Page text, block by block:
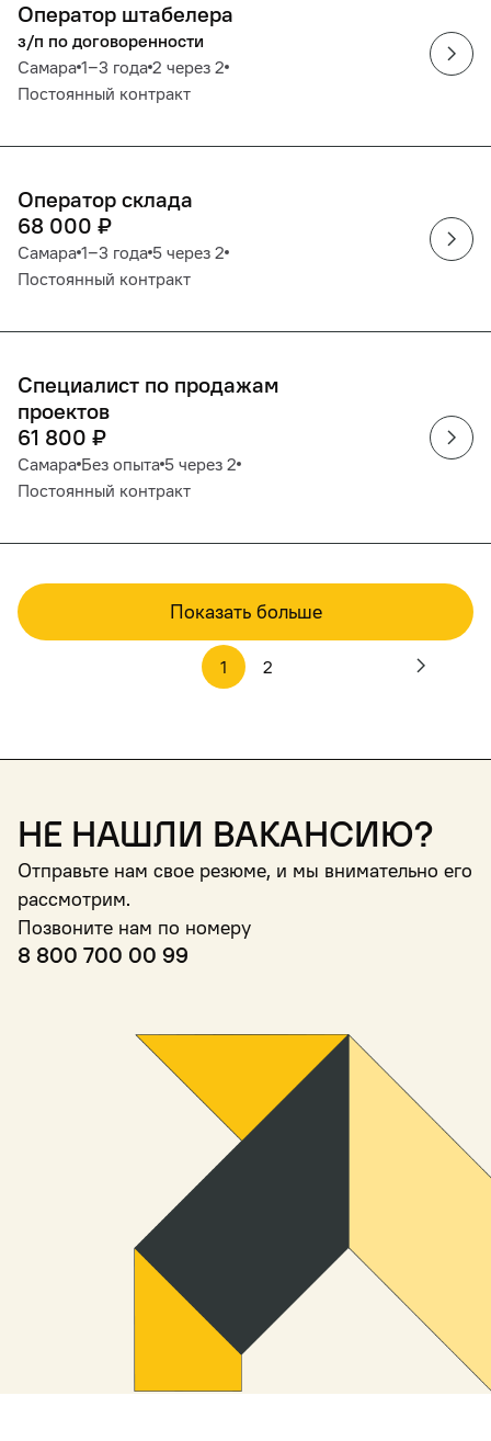
Оператор штабелера
з/п по договоренности
Самара 1‒3 года 2 через 2
Постоянный контракт
Оператор склада
68 000 ₽
Самара 1‒3 года 5 через 2
Постоянный контракт
Специалист по продажам
проектов
61 800 ₽
Самара Без опыта 5 через 2
Постоянный контракт
Показать больше
1 2
Не нашли вакансию?
Отправьте нам свое резюме, и мы внимательно его
рассмотрим.
Позвоните нам по номеру
8 800 700 00 99